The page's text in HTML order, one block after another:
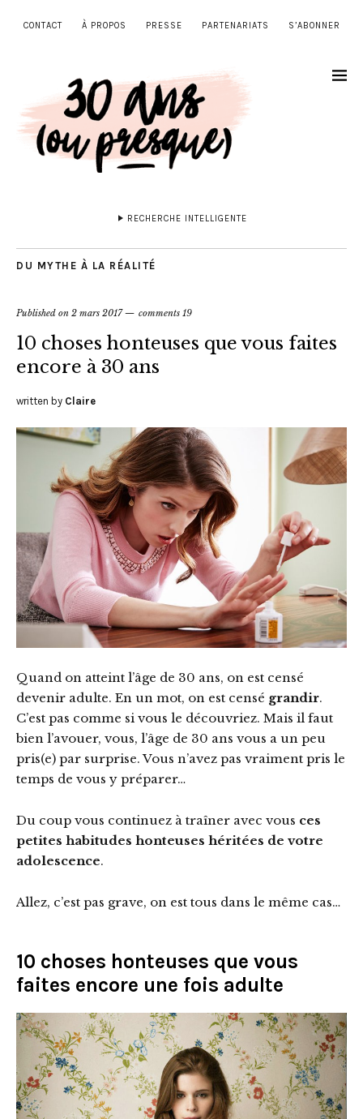
CONTACT À PROPOS PRESSE PARTENARIATS S’ABONNER
RECHERCHE INTELLIGENTE
DU MYTHE À LA RÉALITÉ
Published on 2 mars 2017 comments 19
10 choses honteuses que vous faites
encore à 30 ans
written by Claire
Quand on atteint l’âge de 30 ans, on est censé
devenir adulte. En un mot, on est censé grandir.
C’est pas comme si vous le découvriez. Mais il faut
bien l’avouer, vous, l’âge de 30 ans vous a un peu
pris(e) par surprise. Vous n’avez pas vraiment pris le
temps de vous y préparer…
Du coup vous continuez à traîner avec vous ces
petites habitudes honteuses héritées de votre
adolescence.
Allez, c’est pas grave, on est tous dans le même cas…
10 choses honteuses que vous
faites encore une fois adulte